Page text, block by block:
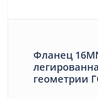
Фланец
геометрии